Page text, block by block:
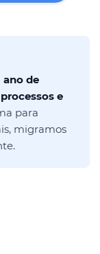
ano de
e
para
migramos